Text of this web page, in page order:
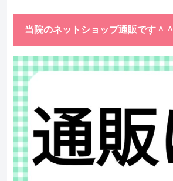
当院のネットショップ通販です＾＾